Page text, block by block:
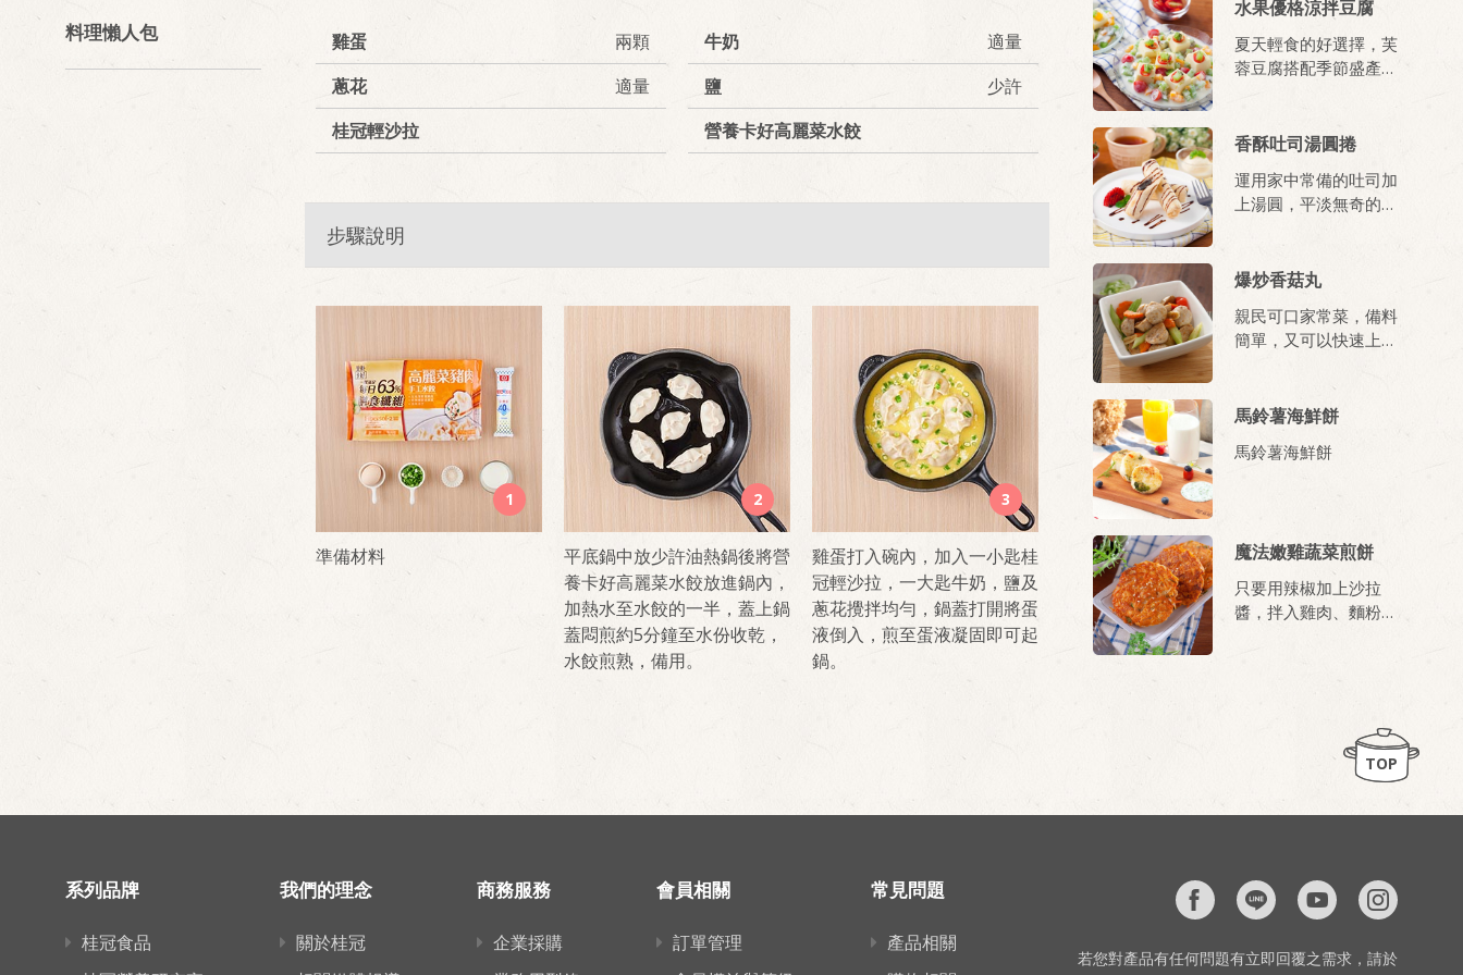
料理懶人包 雞蛋 兩顆 牛奶
適量
蔥花
適量 鹽
少許
桂冠輕沙拉
營養卡好高麗菜水餃
步驟說明
1
準備材料
2
平底鍋中放少許油熱鍋後將營
養卡好高麗菜水餃放進鍋內，
加熱水至水餃的一半，蓋上鍋
蓋悶煎約5分鐘至水份收乾，
水餃煎熟，備用。
3
雞蛋打入碗內，加入一小匙桂
冠輕沙拉，一大匙牛奶，鹽及
蔥花攪拌均勻，鍋蓋打開將蛋
液倒入，煎至蛋液凝固即可起
鍋。
水果優格涼拌豆腐
夏天輕食的好選擇，芙
蓉豆腐搭配季節盛產的
香酥吐司湯圓捲
運用家中常備的吐司加
上湯圓，平淡無奇的吐
爆炒香菇丸
親民可口家常菜，備料
簡單，又可以快速上桌
馬鈴薯海鮮餅
馬鈴薯海鮮餅
魔法嫩雞蔬菜煎餅
只要用辣椒加上沙拉
醬，拌入雞肉、麵粉
TOP
系列品牌
桂冠食品
我們的理念
關於桂冠
商務服務
企業採購
會員相關
訂單管理
常見問題
產品相關
若您對產品有任何問題有立即回覆之需求，請於